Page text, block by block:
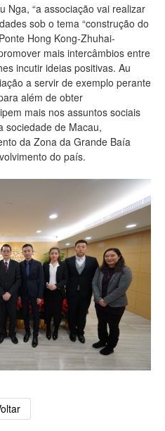
Nga, “a associação vai realizar
sob o tema “construção do
Hong Kong-Zhuhai-
mais intercâmbios entre
incutir ideias positivas. Au
a servir de exemplo perante
além de obter
mais nos assuntos sociais
sociedade de Macau,
da Zona da Grande Baía
do país.